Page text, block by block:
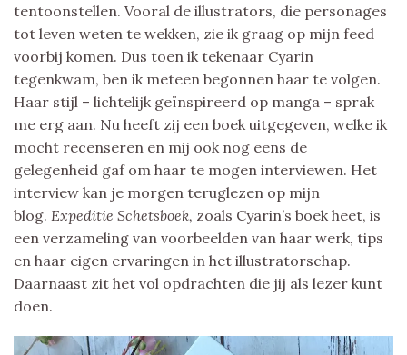
tentoonstellen. Vooral de illustrators, die personages
tot leven weten te wekken, zie ik graag op mijn feed
voorbij komen. Dus toen ik tekenaar Cyarin
tegenkwam, ben ik meteen begonnen haar te volgen.
Haar stijl – lichtelijk geïnspireerd op manga – sprak
me erg aan. Nu heeft zij een boek uitgegeven, welke ik
mocht recenseren en mij ook nog eens de
gelegenheid gaf om haar te mogen interviewen. Het
interview kan je morgen teruglezen op mijn
blog. Expeditie Schetsboek, zoals Cyarin’s boek heet, is
een verzameling van voorbeelden van haar werk, tips
en haar eigen ervaringen in het illustratorschap.
Daarnaast zit het vol opdrachten die jij als lezer kunt
doen.